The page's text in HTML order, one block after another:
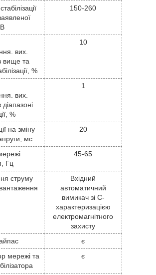
150-260
вих.
вище та
%
10
вих.
%
1
на зміну
мс
20
Гц
45-65
струму
Вхідний
автоматичний
вимикач зі С-
характеризацією
електромагнітного
захисту
є
мережі та
є